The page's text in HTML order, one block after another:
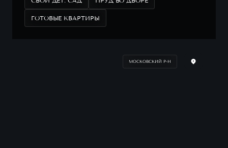
ГОТОВЫЕ КВАРТИРЫ
МОСКОВСКИЙ Р-Н